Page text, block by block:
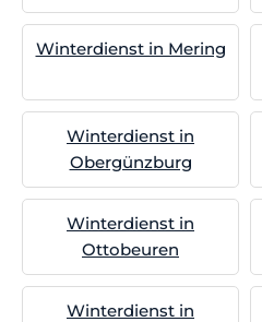
Winterdienst in Mering
Winterdienst in
Obergünzburg
Winterdienst in
Ottobeuren
Winterdienst in